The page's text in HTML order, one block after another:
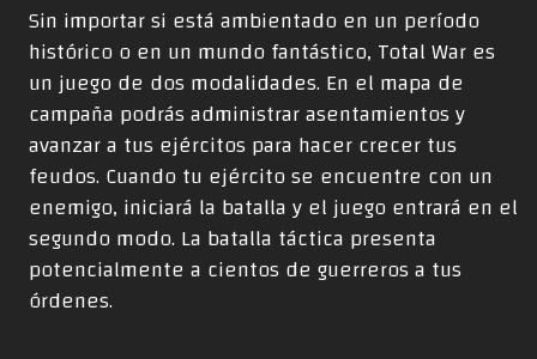
Sin importar si está ambientado en un período
histórico o en un mundo fantástico, Total War es
un juego de dos modalidades. En el mapa de
campaña podrás administrar asentamientos y
avanzar a tus ejércitos para hacer crecer tus
feudos. Cuando tu ejército se encuentre con un
enemigo, iniciará la batalla y el juego entrará en el
segundo modo. La batalla táctica presenta
potencialmente a cientos de guerreros a tus
órdenes.